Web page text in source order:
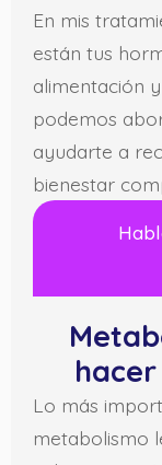
En mis
están tus
alimentación
podemos
ayudarte a
bienestar
Lo más
metabolismo